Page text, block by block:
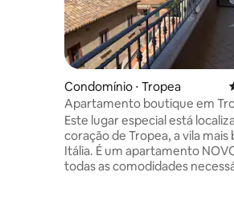
Condomínio ⋅ Tropea
Apartamento boutique em
Este lugar especial está
coração de Tropea, a vila mais
Itália. É um apartamento NOVO com
todas as comodidades
desfrutar de uma estadia no
conforto: oferece-lhe uma